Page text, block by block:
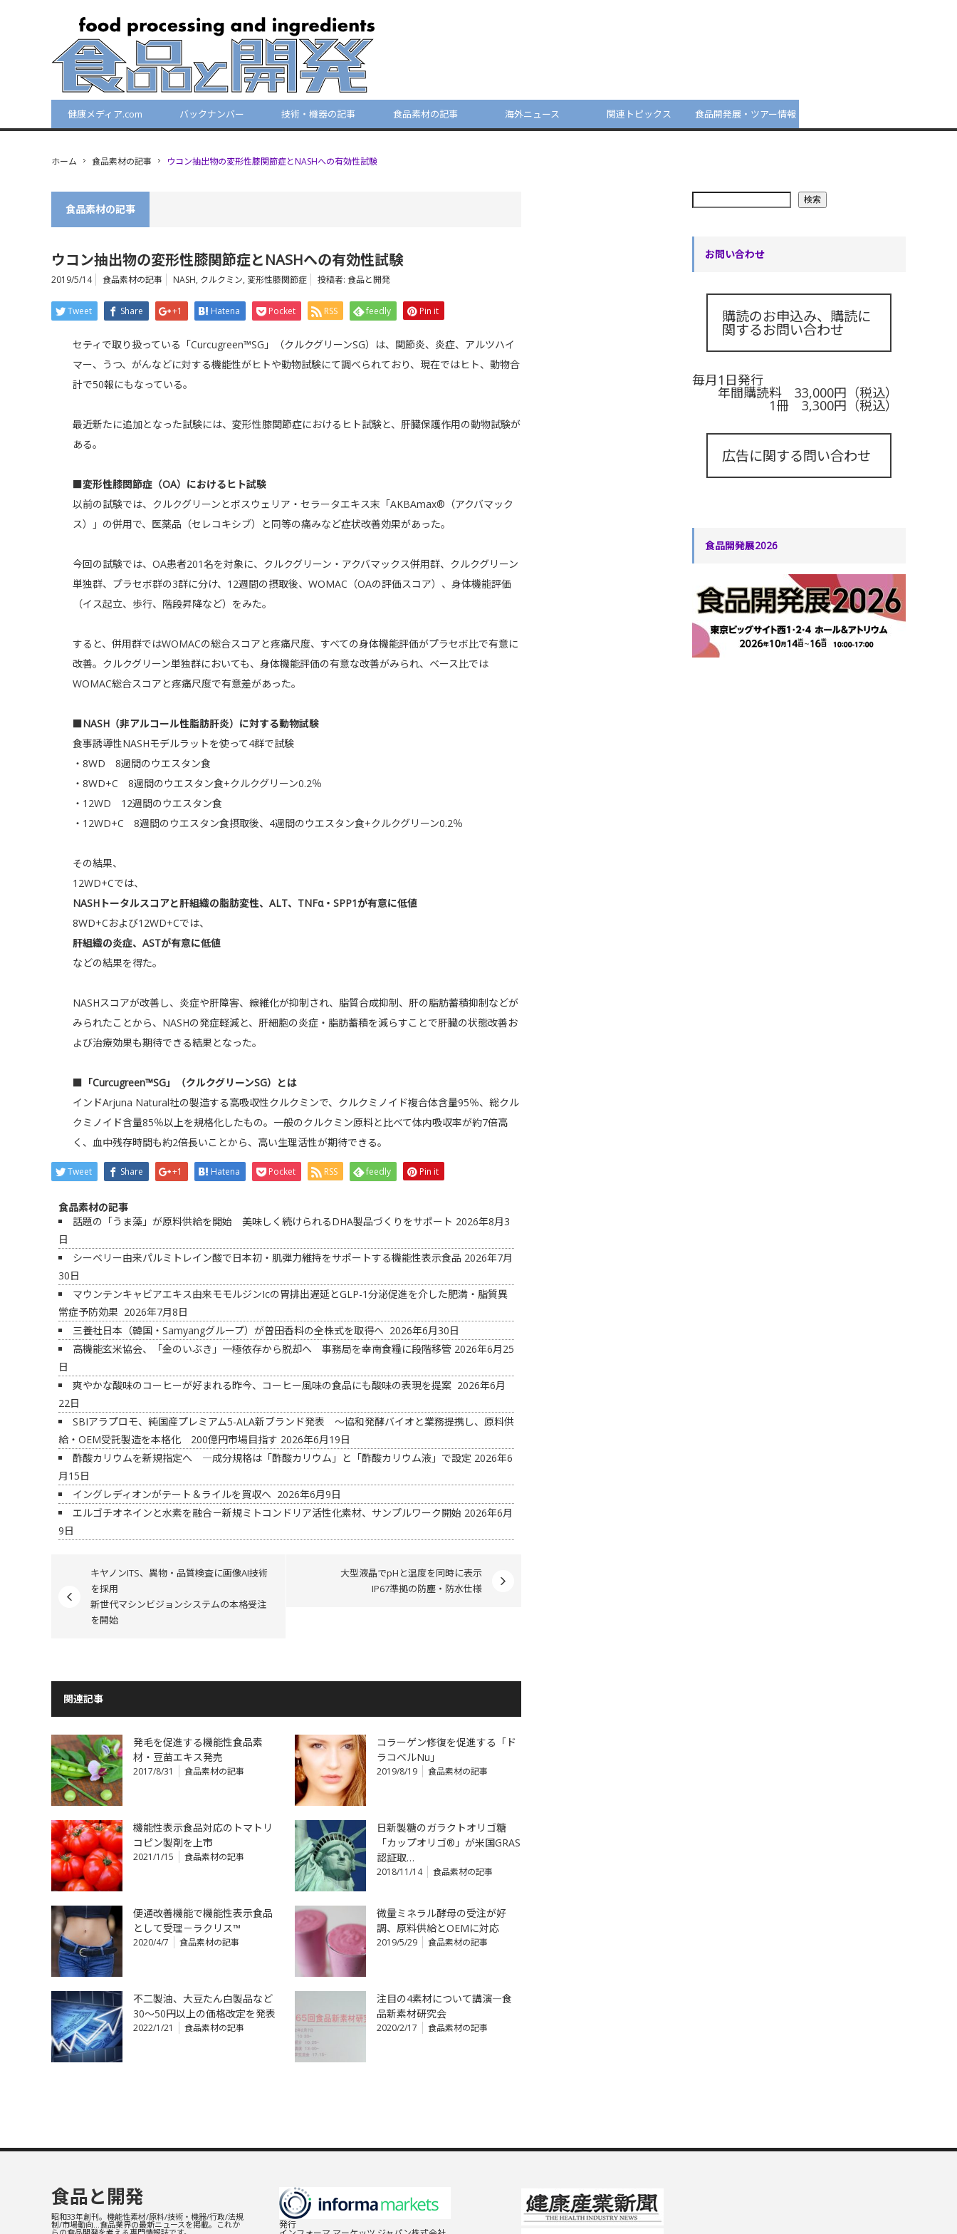
健康メディア.com バックナンバー 技術・機器の記事 食品素材の記事 海外ニュース 関連トピックス 食品開発展・ツアー情報
ホーム 食品素材の記事 ウコン抽出物の変形性膝関節症とNASHへの有効性試験
食品素材の記事
ウコン抽出物の変形性膝関節症とNASHへの有効性試験
2019/5/14 食品素材の記事 NASH, クルクミン, 変形性膝関節症 投稿者: 食品と開発
Tweet Share +1 Hatena Pocket RSS feedly Pin it
セティで取り扱っている「Curcugreen™SG」（クルクグリーンSG）は、関節炎、炎症、アルツハイ
マー、うつ、がんなどに対する機能性がヒトや動物試験にて調べられており、現在ではヒト、動物合
計で50報にもなっている。
最近新たに追加となった試験には、変形性膝関節症におけるヒト試験と、肝臓保護作用の動物試験が
ある。
■変形性膝関節症（OA）におけるヒト試験
以前の試験では、クルクグリーンとボスウェリア・セラータエキス末「AKBAmax®（アクバマック
ス）」の併用で、医薬品（セレコキシブ）と同等の痛みなど症状改善効果があった。
今回の試験では、OA患者201名を対象に、クルクグリーン・アクバマックス併用群、クルクグリーン
単独群、プラセボ群の3群に分け、12週間の摂取後、WOMAC（OAの評価スコア）、身体機能評価
（イス起立、歩行、階段昇降など）をみた。
すると、併用群ではWOMACの総合スコアと疼痛尺度、すべての身体機能評価がプラセボ比で有意に
改善。クルクグリーン単独群においても、身体機能評価の有意な改善がみられ、ベース比では
WOMAC総合スコアと疼痛尺度で有意差があった。
■NASH（非アルコール性脂肪肝炎）に対する動物試験
食事誘導性NASHモデルラットを使って4群で試験
・8WD 8週間のウエスタン食
・8WD+C 8週間のウエスタン食+クルクグリーン0.2％
・12WD 12週間のウエスタン食
・12WD+C 8週間のウエスタン食摂取後、4週間のウエスタン食+クルクグリーン0.2％
その結果、
12WD+Cでは、
NASHトータルスコアと肝組織の脂肪変性、ALT、TNFα・SPP1が有意に低値
8WD+Cおよび12WD+Cでは、
肝組織の炎症、ASTが有意に低値
などの結果を得た。
NASHスコアが改善し、炎症や肝障害、線維化が抑制され、脂質合成抑制、肝の脂肪蓄積抑制などが
みられたことから、NASHの発症軽減と、肝細胞の炎症・脂肪蓄積を減らすことで肝臓の状態改善お
よび治療効果も期待できる結果となった。
■「Curcugreen™SG」（クルクグリーンSG）とは
インドArjuna Natural社の製造する高吸収性クルクミンで、クルクミノイド複合体含量95％、総クル
クミノイド含量85％以上を規格化したもの。一般のクルクミン原料と比べて体内吸収率が約7倍高
く、血中残存時間も約2倍長いことから、高い生理活性が期待できる。
Tweet Share +1 Hatena Pocket RSS feedly Pin it
食品素材の記事
話題の「うま藻」が原料供給を開始 美味しく続けられるDHA製品づくりをサポート 2026年8月3
日
シーベリー由来パルミトレイン酸で日本初・肌弾力維持をサポートする機能性表示食品 2026年7月
30日
マウンテンキャビアエキス由来モモルジンIcの胃排出遅延とGLP-1分泌促進を介した肥満・脂質異
常症予防効果 2026年7月8日
三養社日本（韓国・Samyangグループ）が曽田香料の全株式を取得へ 2026年6月30日
高機能玄米協会、「金のいぶき」一極依存から脱却へ 事務局を幸南食糧に段階移管 2026年6月25
日
爽やかな酸味のコーヒーが好まれる昨今、コーヒー風味の食品にも酸味の表現を提案 2026年6月
22日
SBIアラプロモ、純国産プレミアム5-ALA新ブランド発表 ～協和発酵バイオと業務提携し、原料供
給・OEM受託製造を本格化 200億円市場目指す 2026年6月19日
酢酸カリウムを新規指定へ ―成分規格は「酢酸カリウム」と「酢酸カリウム液」で設定 2026年6
月15日
イングレディオンがテート＆ライルを買収へ 2026年6月9日
エルゴチオネインと水素を融合－新規ミトコンドリア活性化素材、サンプルワーク開始 2026年6月
9日
キヤノンITS、異物・品質検査に画像AI技術
を採用
新世代マシンビジョンシステムの本格受注
を開始
大型液晶でpHと温度を同時に表示
IP67準拠の防塵・防水仕様
関連記事
発毛を促進する機能性食品素
材・豆苗エキス発売
2017/8/31 食品素材の記事
コラーゲン修復を促進する「ド
ラコベルNu」
2019/8/19 食品素材の記事
機能性表示食品対応のトマトリ
コピン製剤を上市
2021/1/15 食品素材の記事
日新製糖のガラクトオリゴ糖
「カップオリゴ®」が米国GRAS
認証取…
2018/11/14 食品素材の記事
便通改善機能で機能性表示食品
として受理－ラクリス™
2020/4/7 食品素材の記事
微量ミネラル酵母の受注が好
調、原料供給とOEMに対応
2019/5/29 食品素材の記事
不二製油、大豆たん白製品など
30～50円以上の価格改定を発表
2022/1/21 食品素材の記事
注目の4素材について講演―食
品新素材研究会
2020/2/17 食品素材の記事
検索
お問い合わせ
購読のお申込み、購読に
関するお問い合わせ
毎月1日発行
年間購読料 33,000円（税込）
1冊 3,300円（税込）
広告に関する問い合わせ
食品開発展2026
発行
食品と開発
昭和33年創刊。機能性素材/原料/技術・機器/行政/法規
制/市場動向…食品業界の最新ニュースを掲載。これか